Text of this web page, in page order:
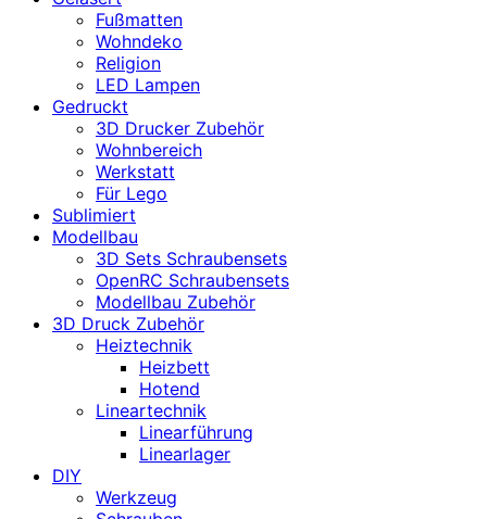
Fußmatten
Wohndeko
Religion
LED Lampen
Gedruckt
3D Drucker Zubehör
Wohnbereich
Werkstatt
Für Lego
Sublimiert
Modellbau
3D Sets Schraubensets
OpenRC Schraubensets
Modellbau Zubehör
3D Druck Zubehör
Heiztechnik
Heizbett
Hotend
Lineartechnik
Linearführung
Linearlager
DIY
Werkzeug